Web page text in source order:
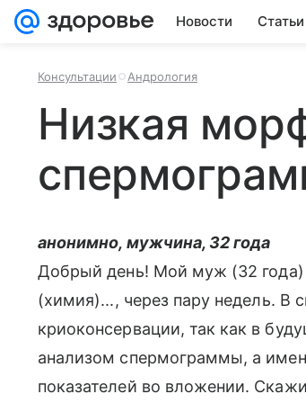
Новости Статьи
Консультации Андрология
Низкая
анонимно, мужчина, 32 года
Добрый день! Мой муж (32 года)
(химия)..., через пару недель. В
криоконсервации, так как в
анализом спермограммы, а
показателей во вложении.